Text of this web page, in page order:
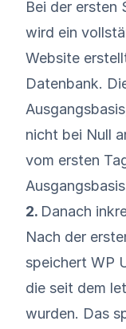
Bei der ersten
wird ein
Website
Datenbank.
nicht bei Null
vom ersten
2. Danach
Nach der
speichert WP
die seit dem
wurden. Das